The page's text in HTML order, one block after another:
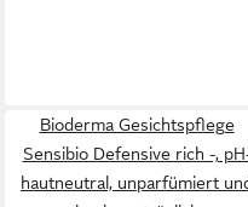
Bioderma Gesichtspflege
Sensibio Defensive rich -,
hautneutral, unparfümiert